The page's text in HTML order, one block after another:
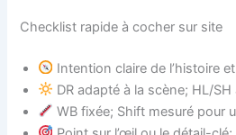
Checklist rapide à cocher sur site
Intention claire de l’histoire
DR adapté à la scène; HL/
WB fixée; Shift mesuré pour